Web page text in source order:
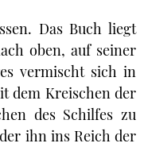
Das Buch liegt
oben, auf seiner
vermischt sich in
dem Kreischen der
des Schilfes zu
ihn ins Reich der